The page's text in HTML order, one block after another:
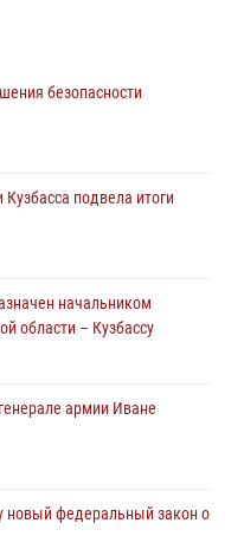
новый федеральный закон о
виновника причинения
имущество
действия и защитили
безопасности
подвела итоги
начальником
области – Кузбассу
армии Иване
новый федеральный закон о